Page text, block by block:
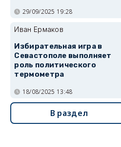
29/09/2025 19:28
Иван Ермаков
Избирательная игра в
Севастополе выполняет
роль политического
термометра
18/08/2025 13:48
В раздел